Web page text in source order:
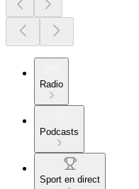
Radio
Podcasts
Sport en direct